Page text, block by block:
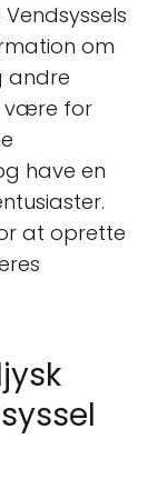
om
andre
være for
have en
at oprette